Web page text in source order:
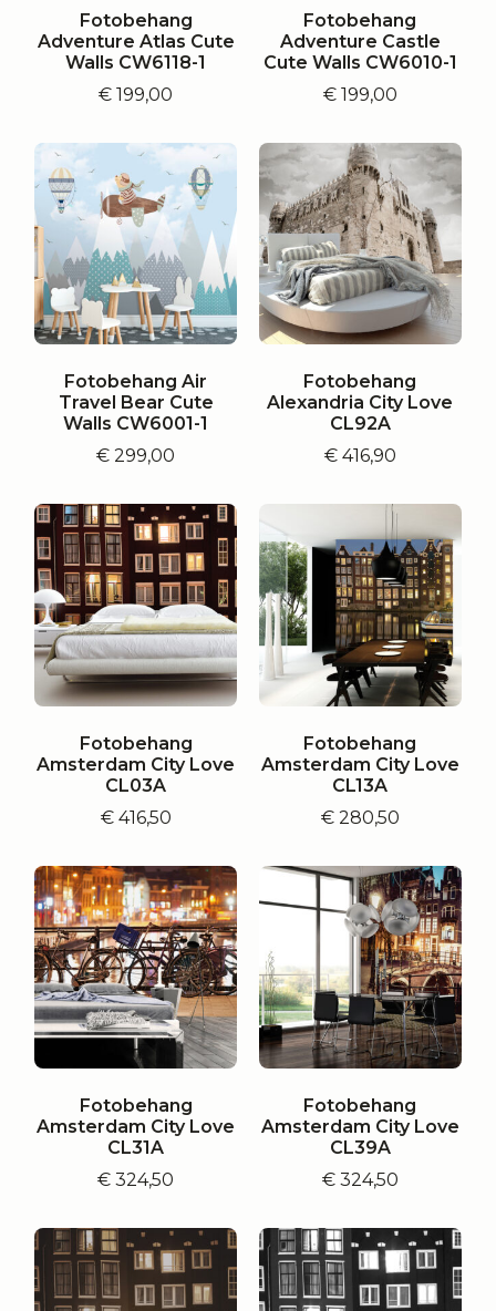
Fotobehang
Adventure Atlas Cute
Walls CW6118-1
€ 199,00
Fotobehang
Adventure Castle
Cute Walls CW6010-1
€199,00
Fotobehang Air
Travel Bear Cute
Walls CW6001-1
€ 299,00
Fotobehang
Alexandria City Love
CL92A
€416,90
Fotobehang
Amsterdam City Love
CL03A
€416,50
Fotobehang
Amsterdam City Love
CL13A
€280,50
Fotobehang
Amsterdam City Love
CL31A
€ 324,50
Fotobehang
Amsterdam City Love
CL39A
€324,50